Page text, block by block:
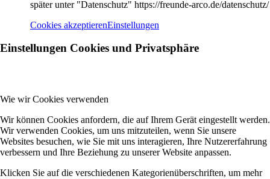
später unter "Datenschutz" https://freunde-arco.de/datenschutz/
Cookies akzeptierenEinstellungen
Einstellungen Cookies und Privatsphäre
Wie wir Cookies verwenden
Wir können Cookies anfordern, die auf Ihrem Gerät eingestellt werden.
Wir verwenden Cookies, um uns mitzuteilen, wenn Sie unsere
Websites besuchen, wie Sie mit uns interagieren, Ihre Nutzererfahrung
verbessern und Ihre Beziehung zu unserer Website anpassen.
Klicken Sie auf die verschiedenen Kategorienüberschriften, um mehr